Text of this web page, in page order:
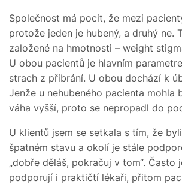
Společnost má pocit, že mezi
protože jeden je hubený, a druhý ne.
založené na hmotnosti – weight
U obou pacientů je hlavním
strach z přibrání. U obou dochází k
Jenže u nehubeného pacienta mohla
váha vyšší, proto se nepropadl do
U klientů jsem se setkala s tím, že
špatném stavu a okolí je stále
„dobře děláš, pokračuj v tom“. Často
podporují i praktičtí lékaři, přitom